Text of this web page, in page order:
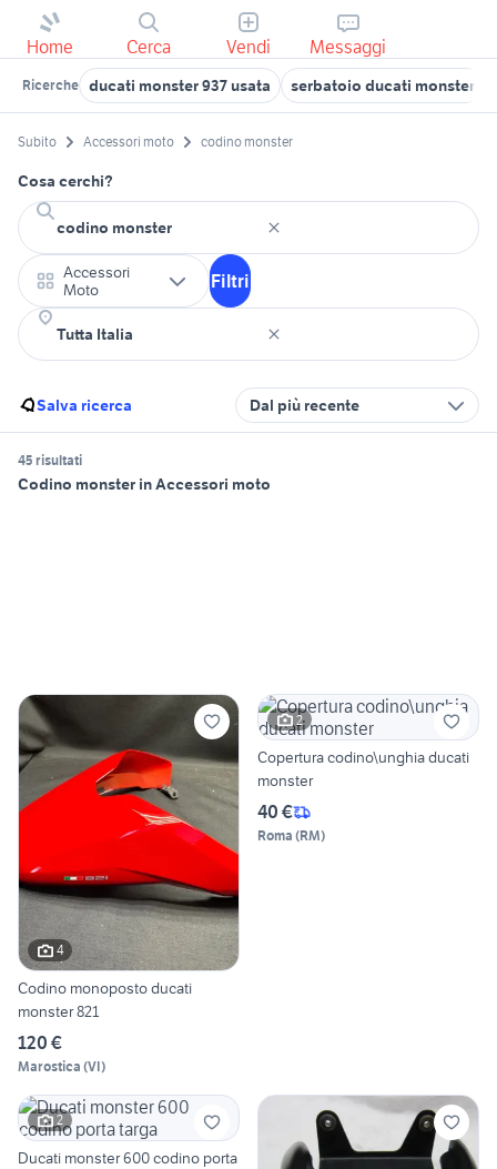
Home Cerca Vendi Messaggi
Ricerche ducati monster 937 usata serbatoio ducati monster
Subito Accessori moto codino monster
Cosa cerchi?
Accessori
Moto
Filtri
Salva ricerca Dal più recente
45 risultati
Codino monster in Accessori moto
4
Codino monoposto ducati
monster 821
120 €
Marostica (VI)
2
Copertura codino\unghia ducati
monster
40 €
Roma (RM)
2
Ducati monster 600 codino porta